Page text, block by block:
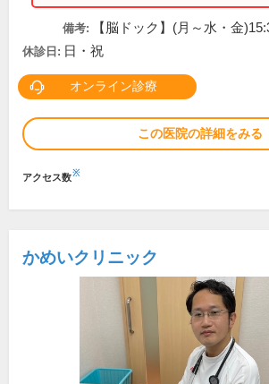
備考: 【脳ドック】(月～水・金
休診日: 日・祝
オンライン診療
この医院の詳細をみる
アクセス数※
かめいクリニック